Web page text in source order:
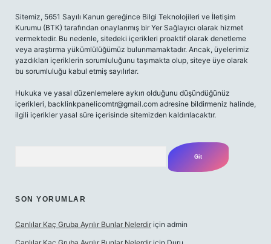
Sitemiz, 5651 Sayılı Kanun gereğince Bilgi Teknolojileri ve İletişim
Kurumu (BTK) tarafından onaylanmış bir Yer Sağlayıcı olarak hizmet
vermektedir. Bu nedenle, sitedeki içerikleri proaktif olarak denetleme
veya araştırma yükümlülüğümüz bulunmamaktadır. Ancak, üyelerimiz
yazdıkları içeriklerin sorumluluğunu taşımakta olup, siteye üye olarak
bu sorumluluğu kabul etmiş sayılırlar.
Hukuka ve yasal düzenlemelere aykırı olduğunu düşündüğünüz
içerikleri, backlinkpanelicomtr@gmail.com adresine bildirmeniz halinde,
ilgili içerikler yasal süre içerisinde sitemizden kaldırılacaktır.
SON YORUMLAR
Canlılar Kaç Gruba Ayrılır Bunlar Nelerdir için admin